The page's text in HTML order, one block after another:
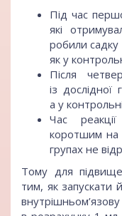
Під час
які
робили садку
як у
Після
із
а у
Час
коротшим на
групах не
Тому для
тим, як